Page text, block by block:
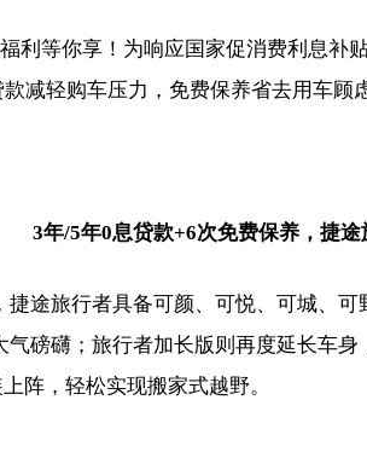
利等你享！为响应国家促消费利息补
减轻购车压力，免费保养省去用车顾
3年/5年0息贷款+6次免费保养，捷
捷途旅行者具备可颜、可悦、可城、
气磅礴；旅行者加长版则再度延长车
阵，轻松实现搬家式越野。